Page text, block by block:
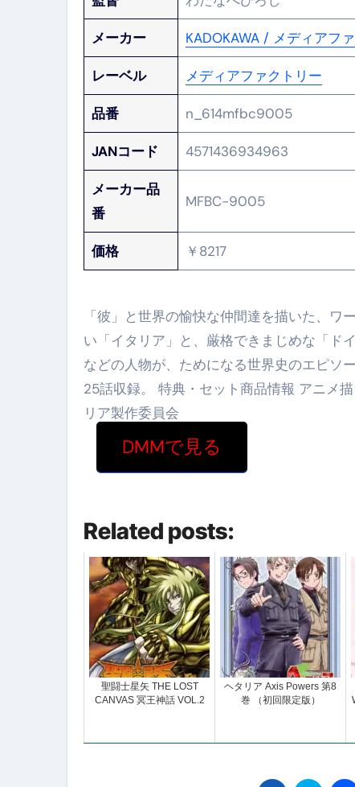
メーカー KADOKAWA / メディアフ
レーベル メディアファクトリー
品番 n_614mfbc9005
JANコード 4571436934963
メーカー品
番
MFBC-9005
価格 ￥8217
「彼」と世界の愉快な仲間達を描いた、
い「イタリア」と、厳格できまじめな「ド
などの人物が、ためになる世界史のエピソ
25話収録。 特典・セット商品情報 アニメ
リア製作委員会
DMMで見る
Related posts:
聖闘士星矢 THE LOST
CANVAS 冥王神話 VOL.2
ヘタリア Axis Powers 第8
巻 （初回限定版）